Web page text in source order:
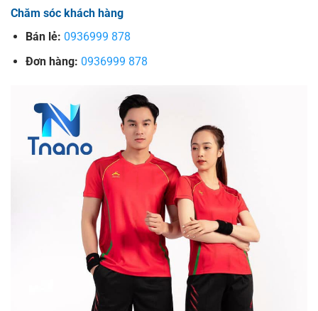
Chăm sóc khách hàng
Bán lẻ: 0936999 878
Đơn hàng: 0936999 878